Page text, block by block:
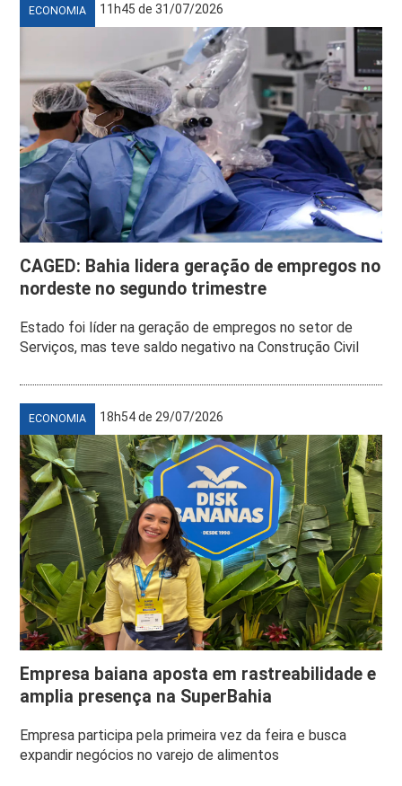
ECONOMIA 11h45 de 31/07/2026
CAGED: Bahia lidera geração de empregos no
nordeste no segundo trimestre
Estado foi líder na geração de empregos no setor de
Serviços, mas teve saldo negativo na Construção Civil
ECONOMIA 18h54 de 29/07/2026
Empresa baiana aposta em rastreabilidade e
amplia presença na SuperBahia
Empresa participa pela primeira vez da feira e busca
expandir negócios no varejo de alimentos